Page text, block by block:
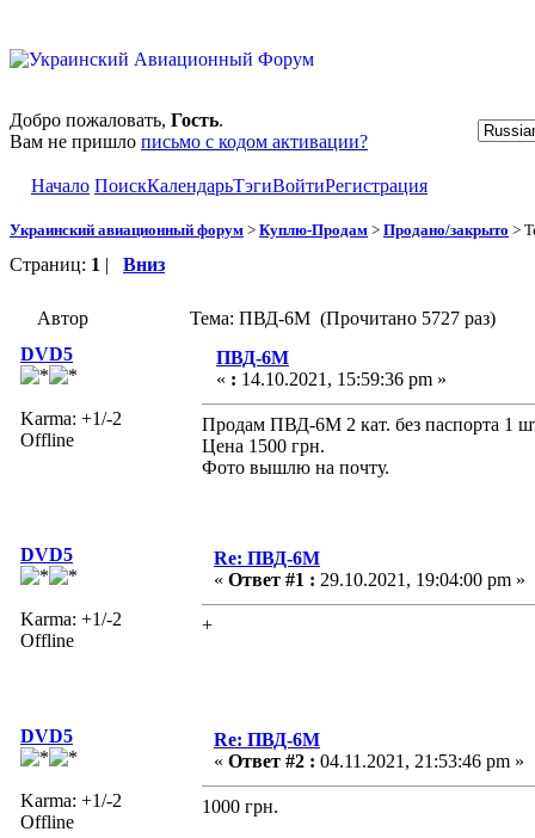
Добро пожаловать, Гость.
Вам не пришло письмо с кодом активации?
Начало ПоискКалендарьТэгиВойтиРегистрация
Украинский авиационный форум > Куплю-Продам > Продано/закрыто >
Страниц: 1 | Вниз
Автор
Тема: ПВД-6М (Прочитано 5727 раз)
DVD5
Karma: +1/-2
Offline
ПВД-6М
« : 14.10.2021, 15:59:36 pm »
Продам ПВД-6М 2 кат. без паспорта 1
Цена 1500 грн.
Фото вышлю на почту.
DVD5
Karma: +1/-2
Offline
Re: ПВД-6М
« Ответ #1 : 29.10.2021, 19:04:00 pm »
+
DVD5
Karma: +1/-2
Offline
Re: ПВД-6М
« Ответ #2 : 04.11.2021, 21:53:46 pm »
1000 грн.